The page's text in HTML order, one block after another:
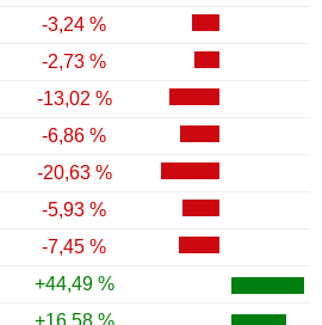
-3,24 %
-2,73 %
-13,02 %
-6,86 %
-20,63 %
-5,93 %
-7,45 %
+44,49 %